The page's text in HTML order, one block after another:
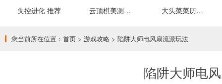
失控进化 推荐 云顶棋美测服 最新版 大头菜菜历险记 好玩的
您当前所在位置： 首页 > 游戏攻略 > 陷阱大师电风扇流派玩法
陷阱大师电